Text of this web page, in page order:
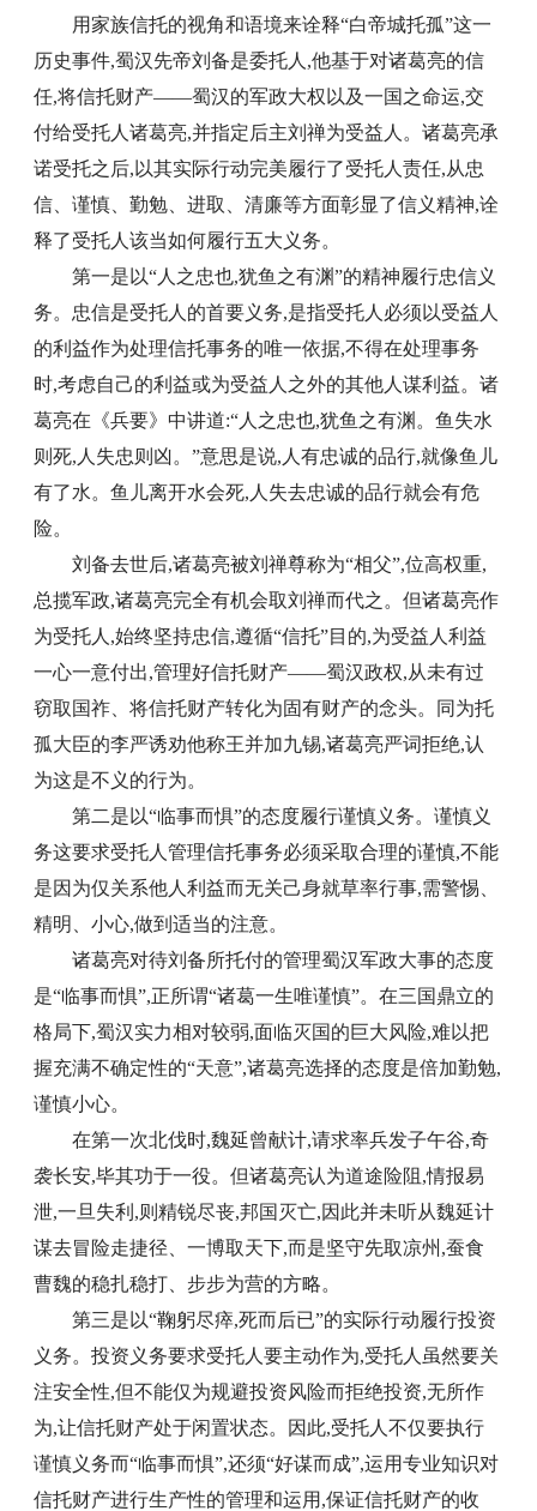
用家族信托的视角和语境来诠释“白帝城托孤”这一
历史事件,蜀汉先帝刘备是委托人,他基于对诸葛亮的信
任,将信托财产——蜀汉的军政大权以及一国之命运,交
付给受托人诸葛亮,并指定后主刘禅为受益人。诸葛亮承
诺受托之后,以其实际行动完美履行了受托人责任,从忠
信、谨慎、勤勉、进取、清廉等方面彰显了信义精神,诠
释了受托人该当如何履行五大义务。
第一是以“人之忠也,犹鱼之有渊”的精神履行忠信义
务。忠信是受托人的首要义务,是指受托人必须以受益人
的利益作为处理信托事务的唯一依据,不得在处理事务
时,考虑自己的利益或为受益人之外的其他人谋利益。诸
葛亮在《兵要》中讲道:“人之忠也,犹鱼之有渊。鱼失水
则死,人失忠则凶。”意思是说,人有忠诚的品行,就像鱼儿
有了水。鱼儿离开水会死,人失去忠诚的品行就会有危
险。
刘备去世后,诸葛亮被刘禅尊称为“相父”,位高权重,
总揽军政,诸葛亮完全有机会取刘禅而代之。但诸葛亮作
为受托人,始终坚持忠信,遵循“信托”目的,为受益人利益
一心一意付出,管理好信托财产——蜀汉政权,从未有过
窃取国祚、将信托财产转化为固有财产的念头。同为托
孤大臣的李严诱劝他称王并加九锡,诸葛亮严词拒绝,认
为这是不义的行为。
第二是以“临事而惧”的态度履行谨慎义务。谨慎义
务这要求受托人管理信托事务必须采取合理的谨慎,不能
是因为仅关系他人利益而无关己身就草率行事,需警惕、
精明、小心,做到适当的注意。
诸葛亮对待刘备所托付的管理蜀汉军政大事的态度
是“临事而惧”,正所谓“诸葛一生唯谨慎”。在三国鼎立的
格局下,蜀汉实力相对较弱,面临灭国的巨大风险,难以把
握充满不确定性的“天意”,诸葛亮选择的态度是倍加勤勉,
谨慎小心。
在第一次北伐时,魏延曾献计,请求率兵发子午谷,奇
袭长安,毕其功于一役。但诸葛亮认为道途险阻,情报易
泄,一旦失利,则精锐尽丧,邦国灭亡,因此并未听从魏延计
谋去冒险走捷径、一博取天下,而是坚守先取凉州,蚕食
曹魏的稳扎稳打、步步为营的方略。
第三是以“鞠躬尽瘁,死而后已”的实际行动履行投资
义务。投资义务要求受托人要主动作为,受托人虽然要关
注安全性,但不能仅为规避投资风险而拒绝投资,无所作
为,让信托财产处于闲置状态。因此,受托人不仅要执行
谨慎义务而“临事而惧”,还须“好谋而成”,运用专业知识对
信托财产进行生产性的管理和运用,保证信托财产的收